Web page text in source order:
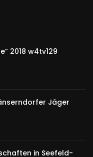
2018 w4tv129
Jäger
in Seefeld-